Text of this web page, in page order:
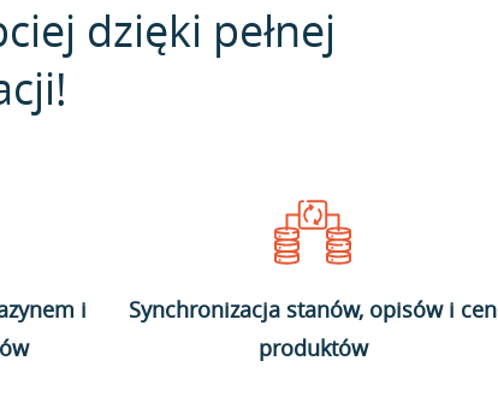
dzięki pełnej
i
Synchronizacja stanów, opisów i cen
produktów